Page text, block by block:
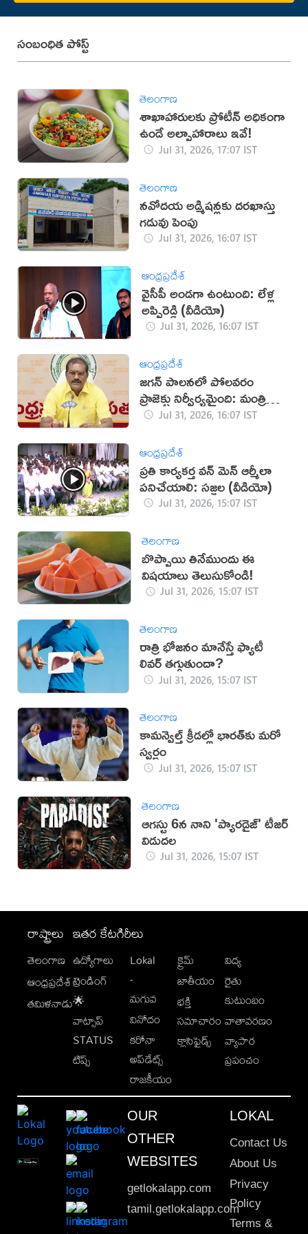
సంబంధిత పోస్ట్
తెలంగాణ
శాఖాహారులకు ప్రోటీన్ అధికంగా
ఉండే అల్పాహారాలు ఇవే!
Jul 31, 2026, 17:07 IST
తెలంగాణ
నవోదయ అడ్మిషన్లకు దరఖాస్తు
గడువు పెంపు
Jul 31, 2026, 16:07 IST
ఆంధ్రప్రదేశ్
వైసీపీ అండగా ఉంటుంది: లేళ్ల
అప్పిరెడ్డి (వీడియో)
Jul 31, 2026, 16:07 IST
ఆంధ్రప్రదేశ్
జగన్‌ పాలనలో పోలవరం
ప్రాజెక్టు నిర్వీర్యమైంది: మంత్రి
నిమ్మలJul 31, 2026, 16:07 IST
ఆంధ్రప్రదేశ్
ప్రతి కార్యకర్త వన్ మెన్ ఆర్మీలా
పనిచేయాలి: సజ్జల (వీడియో)
Jul 31, 2026, 15:07 IST
తెలంగాణ
బొప్పాయి తినేముందు ఈ
విషయాలు తెలుసుకోండి!
Jul 31, 2026, 15:07 IST
తెలంగాణ
రాత్రి భోజనం మానేస్తే ఫ్యాటీ
లివర్ తగ్గుతుందా?
Jul 31, 2026, 15:07 IST
తెలంగాణ
కామన్వెల్త్ క్రీడల్లో భారత్‌కు మరో
స్వర్ణం
Jul 31, 2026, 15:07 IST
తెలంగాణ
ఆగస్టు 6న నాని 'ప్యారడైజ్' టీజర్
విడుదల
Jul 31, 2026, 15:07 IST
రాష్ట్రాలు
తెలంగాణ
ఆంధ్రప్రదేశ్
తమిళనాడు
ఇతర కేటగిరీలు
ఉద్యోగాలు
ట్రెండింగ్
🌟
వాట్సాప్
STATUS
టిప్స్
Lokal
-
మగువ
వినోదం
కరోనా
అప్‌డేట్స్
రాజకీయం
క్రైమ్
జాతీయం
భక్తి
సమాచారం
క్లాసిఫైడ్స్
విద్య
రైతు
కుటుంబం
వాతావరణం
వ్యాపార
ప్రపంచం
OUR
OTHER
WEBSITES
getlokalapp.com
tamil.getlokalapp.com
LOKAL
Contact Us
About Us
Privacy
Policy
Terms &